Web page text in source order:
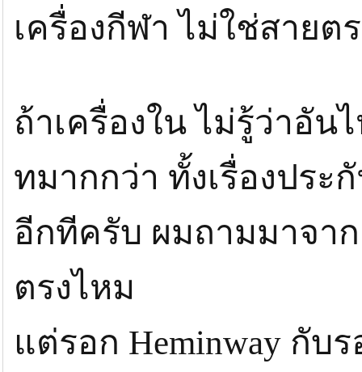
เครื่องกีฬา ไม่ใช่สายต
ถ้าเครื่องใน ไม่รู้ว่าอั
ทมากกว่า ทั้งเรื่องประ
อีกทีครับ ผมถามมาจา
ตรงไหม
แต่รอก Heminway กับ